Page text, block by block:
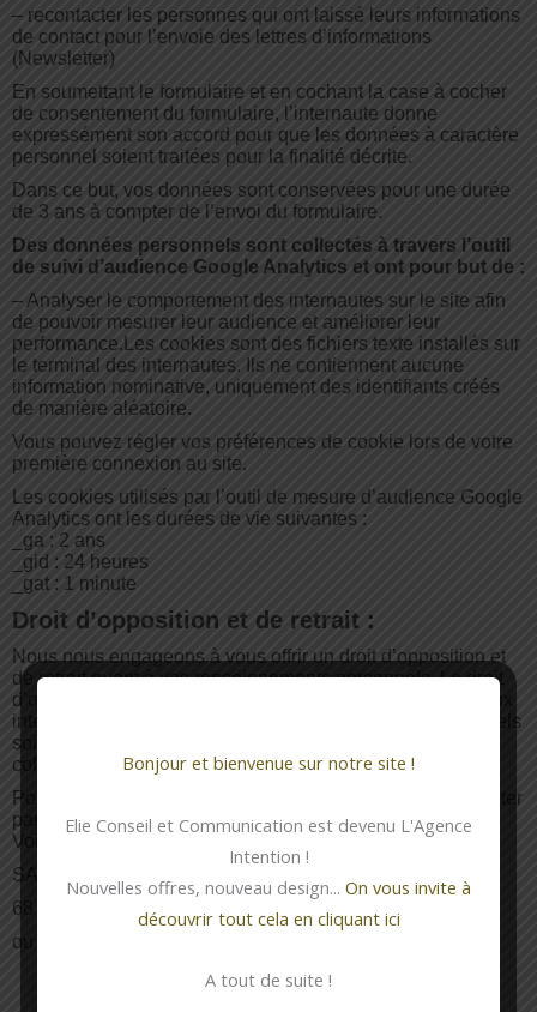
– recontacter les personnes qui ont laissé leurs informations
de contact pour l’envoie des lettres d’informations
(Newsletter)
En soumettant le formulaire et en cochant la case à cocher
de consentement du formulaire, l’internaute donne
expressément son accord pour que les données à caractère
personnel soient traitées pour la finalité décrite.
Dans ce but, vos données sont conservées pour une durée
de 3 ans à compter de l’envoi du formulaire.
Des données personnels sont collectés à travers l’outil
de suivi d’audience Google Analytics et ont pour but de :
– Analyser le comportement des internautes sur le site afin
de pouvoir mesurer leur audience et améliorer leur
performance.Les cookies sont des fichiers texte installés sur
le terminal des internautes. Ils ne contiennent aucune
information nominative, uniquement des identifiants créés
de manière aléatoire.
Vous pouvez régler vos préférences de cookie lors de votre
première connexion au site.
Les cookies utilisés par l’outil de mesure d’audience Google
Analytics ont les durées de vie suivantes :
_ga : 2 ans
_gid : 24 heures
_gat : 1 minute
Droit d’opposition et de retrait :
Nous nous engageons à vous offrir un droit d’opposition et
de retrait quant à vos renseignements personnels. Le droit
d’opposition s’entend comme étant la possibilité offerte aux
internautes de refuser que leurs renseignements personnels
soient utilisées à certaines fins mentionnées lors de la
collecte.
Pour pouvoir exercer ces droits, vous pouvez nous contacter
par :
Voie postale :
SARL – Christelle Elie – Elie Conseil et Communication
68 Boulevard Meyniel – 47200 Marmande
ou Courriel :
Bonjour et bienvenue sur notre site !
Elie Conseil et Communication est devenu L'Agence
Intention !
Nouvelles offres, nouveau design... On vous invite à
découvrir tout cela en cliquant ici
A tout de suite !